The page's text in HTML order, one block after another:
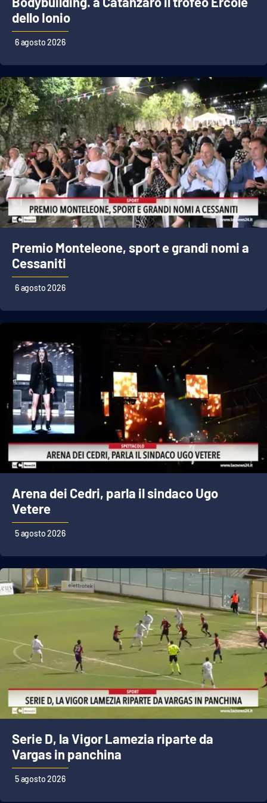
EDIZIONI
LOCALI
Crotone
Vibo Valentia
Reggio Calabria
Cosenza
Lamezia Terme
PROGETTI
SPECIALI
LA
CALABRIAVISIONE
Destinazioni
Eventi
Food
Storie
LAC
NETWORK
Lacplay.it
Lactv.it
Laconair.it
Lacapitalenews.it
Ilreggino.it
Cosenzachannel.it
Ilvibonese.it
Catanzarochannel.it
dello Ionio
6 agosto 2026
Premio Monteleone, sport e grandi nomi a
Cessaniti
6 agosto 2026
Arena dei Cedri, parla il sindaco Ugo
Vetere
5 agosto 2026
Serie D, la Vigor Lamezia riparte da
Vargas in panchina
5 agosto 2026